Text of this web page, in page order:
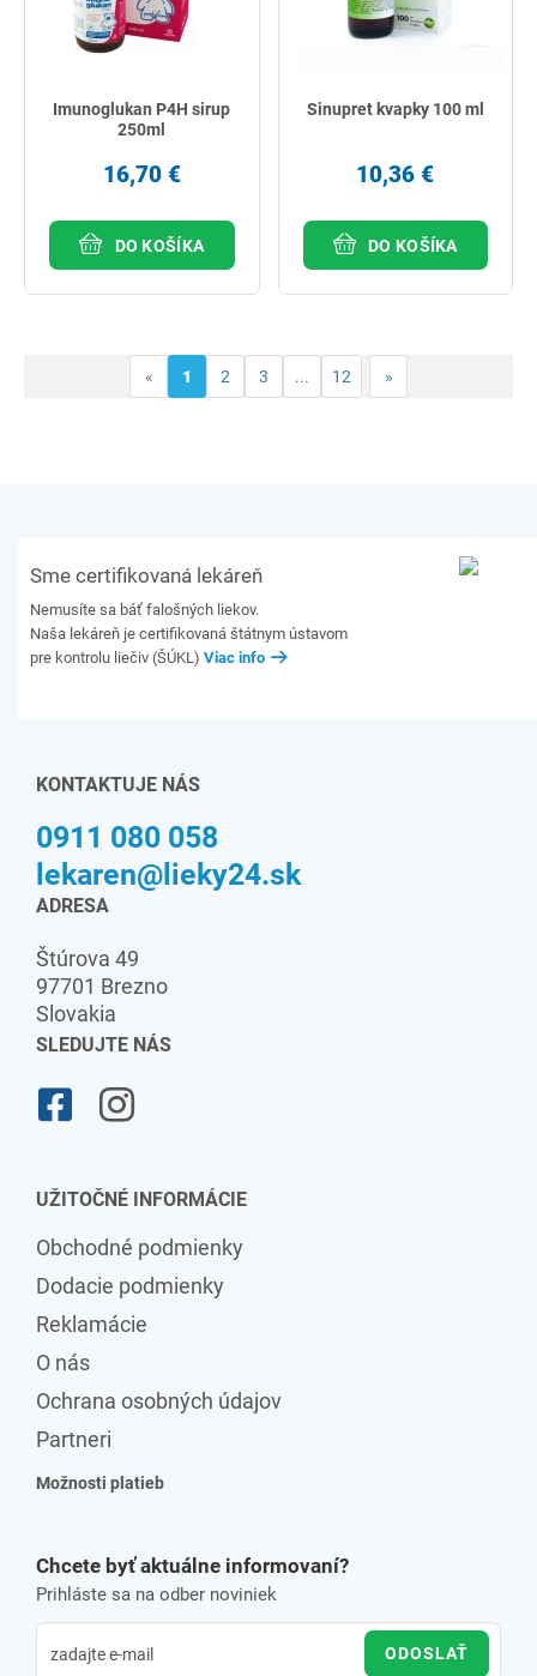
Imunoglukan P4H sirup
250ml
16,70 €
DO KOŠÍKA
Sinupret kvapky 100 ml
10,36 €
DO KOŠÍKA
« 1 2 3 ... 12 »
Sme certifikovaná lekáreň
Nemusíte sa báť falošných liekov.
Naša lekáreň je certifikovaná štátnym ústavom
pre kontrolu liečiv (ŠÚKL) Viac info
KONTAKTUJE NÁS
0911 080 058
lekaren@lieky24.sk
ADRESA
Štúrova 49
97701 Brezno
Slovakia
SLEDUJTE NÁS
UŽITOČNÉ INFORMÁCIE
Obchodné podmienky
Dodacie podmienky
Reklamácie
O nás
Ochrana osobných údajov
Partneri
Možnosti platieb
Chcete byť aktuálne informovaní?
Prihláste sa na odber noviniek
ODOSLAŤ